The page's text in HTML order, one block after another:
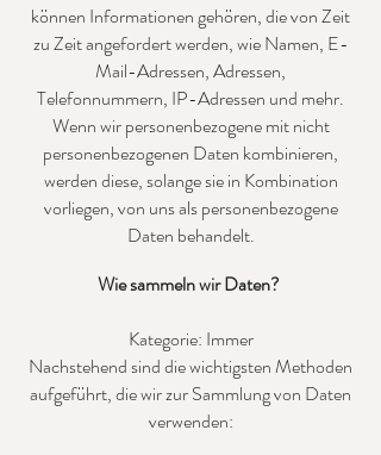
können Informationen gehören, die von Zeit
zu Zeit angefordert werden, wie Namen, E-
Mail-Adressen, Adressen,
Telefonnummern, IP-Adressen und mehr.
Wenn wir personenbezogene mit nicht
personenbezogenen Daten kombinieren,
werden diese, solange sie in Kombination
vorliegen, von uns als personenbezogene
Daten behandelt.
Wie sammeln wir Daten?
Kategorie: Immer
Nachstehend sind die wichtigsten Methoden
aufgeführt, die wir zur Sammlung von Daten
verwenden: